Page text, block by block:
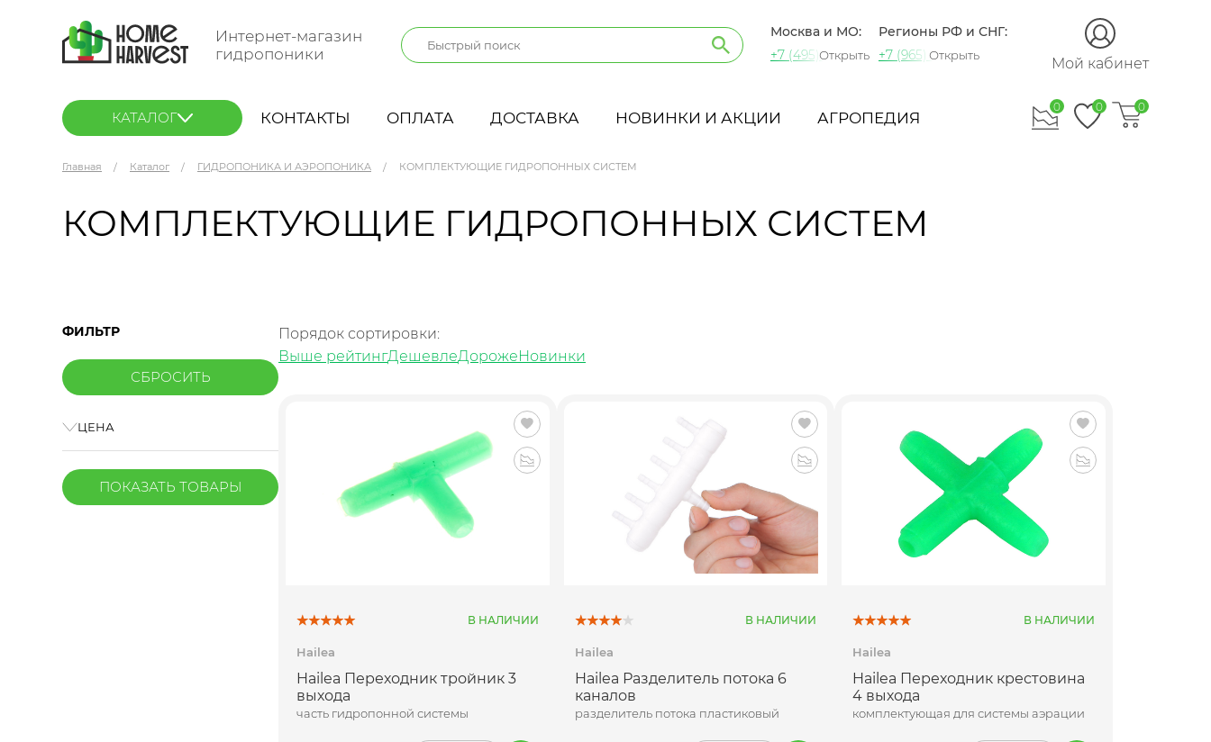
Интернет-магазин
гидропоники
Москва и МО:
+7 (495) 721-60-15
Открыть
Регионы РФ и СНГ:
+7 (965) 420-10-10
Открыть Мой кабинет
КАТАЛОГ КОНТАКТЫ ОПЛАТА ДОСТАВКА НОВИНКИ И АКЦИИ АГРОПЕДИЯ
0 0 0
Главная Каталог ГИДРОПОНИКА И АЭРОПОНИКА КОМПЛЕКТУЮЩИЕ ГИДРОПОННЫХ СИСТЕМ
КОМПЛЕКТУЮЩИЕ ГИДРОПОННЫХ СИСТЕМ
ФИЛЬТР
ЦЕНА
ПОКАЗАТЬ ТОВАРЫ
Порядок сортировки:
Выше рейтингДешевлеДорожеНовинки
В НАЛИЧИИ
Hailea
Hailea Переходник тройник 3
выхода
часть гидропонной системы
В НАЛИЧИИ
Hailea
Hailea Разделитель потока 6
каналов
разделитель потока пластиковый
В НАЛИЧИИ
Hailea
Hailea Переходник крестовина
4 выхода
комплектующая для системы аэрации